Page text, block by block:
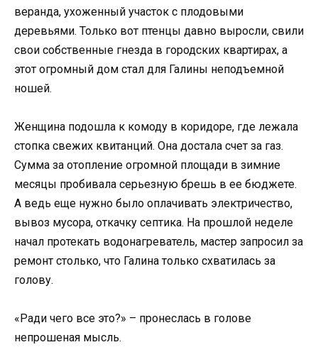
веранда, ухоженный участок с плодовыми
деревьями. Только вот птенцы давно выросли, свили
свои собственные гнезда в городских квартирах, а
этот огромный дом стал для Галины неподъемной
ношей.
Женщина подошла к комоду в коридоре, где лежала
стопка свежих квитанций. Она достала счет за газ.
Сумма за отопление огромной площади в зимние
месяцы пробивала серьезную брешь в ее бюджете.
А ведь еще нужно было оплачивать электричество,
вывоз мусора, откачку септика. На прошлой неделе
начал протекать водонагреватель, мастер запросил за
ремонт столько, что Галина только схватилась за
голову.
«Ради чего все это?» – пронеслась в голове
непрошеная мысль.